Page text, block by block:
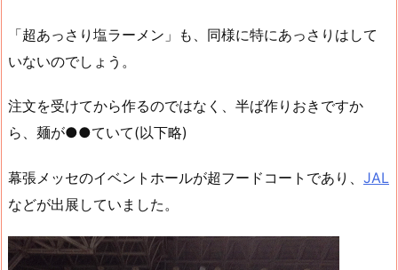
「超あっさり塩ラーメン」も、同様に特にあっさりはして
いないのでしょう。
注文を受けてから作るのではなく、半ば作りおきですか
ら、麺が●●ていて(以下略)
幕張メッセのイベントホールが超フードコートであり、 JAL
などが出展していました。